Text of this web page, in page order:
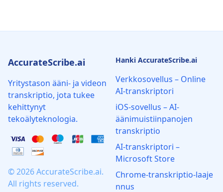
AccurateScribe.ai
Yritystason ääni- ja videon
transkriptio, jota tukee
kehittynyt
tekoälyteknologia.
© 2026 AccurateScribe.ai.
All rights reserved.
Hanki AccurateScribe.ai
Verkkosovellus – Online
AI-transkriptori
iOS-sovellus – AI-
äänimuistiinpanojen
transkriptio
AI‑transkriptori –
Microsoft Store
Chrome‑transkriptio‑laaje
nnus